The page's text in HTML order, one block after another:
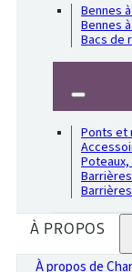
Bennes
Bennes
Bacs de
Ponts et
À PROPOS
À propos de